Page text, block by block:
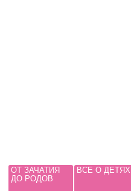
ОТ ЗАЧАТИЯ
ДО РОДОВ
ВСЕ О ДЕТЯХ